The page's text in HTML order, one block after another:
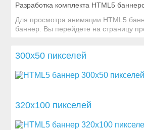
Разработка комплекта HTML5
Для просмотра анимации HTML5
баннер. Вы перейдете на страницу
300x50 пикселей
320x100 пикселей